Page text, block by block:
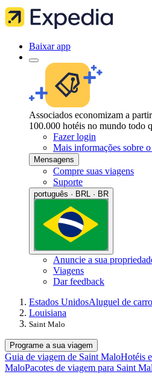
Baixar app
Associados economizam a
100.000 hotéis no mundo todo
Fazer login
Mais informações sobre
Mensagens
Compre suas viagens
Suporte
português · BRL · BR
Anuncie a sua
Viagens
Dar feedback
Estados UnidosAluguel de carro
Louisiana
Saint Malo
Programe a sua viagem
Guia de viagem de Saint MaloHotéis
MaloPacotes de viagem para Saint